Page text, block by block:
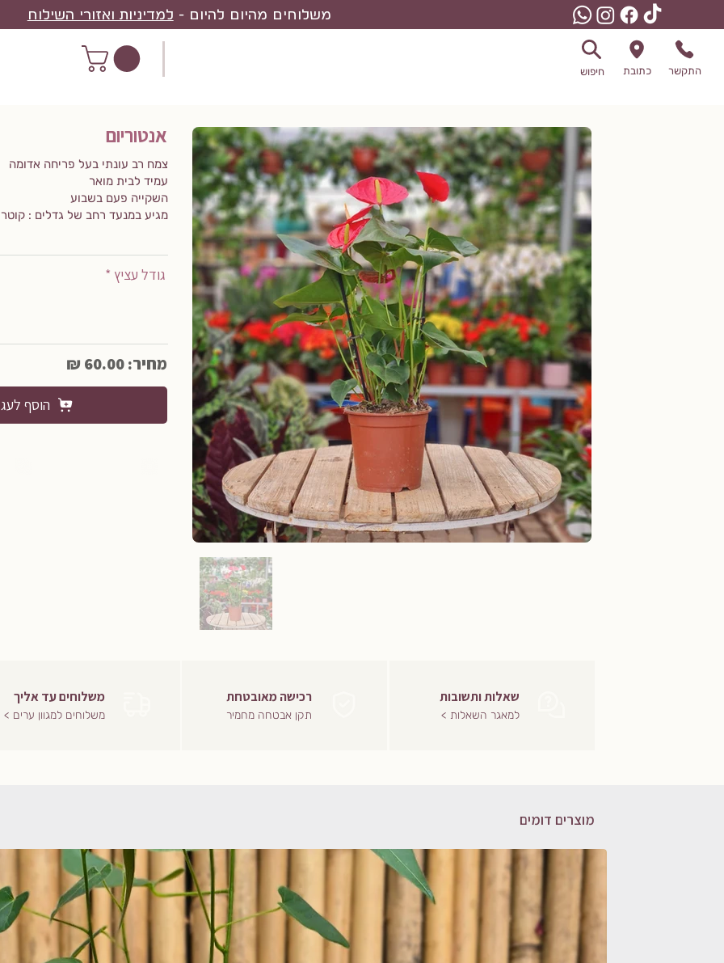
משלוחים מהיום להיום - למדיניות ואזורי השילוח
התקשר כתובת חיפוש
אנטוריום
צמח רב עונתי בעל פריחה אדומה
עמיד לבית מואר
השקייה פעם בשבוע
מגיע במנעד רחב של גדלים : קוטר 9/12/15/18/24
גודל עציץ *
מחיר: 60.00 ₪
הוסף
משלוחים למגוון ערים >
משלוחים עד אליך
תקן אבטחה מחמיר
רכישה מאובטחת
למאגר השאלות >
שאלות ותשובות
מוצרים דומים